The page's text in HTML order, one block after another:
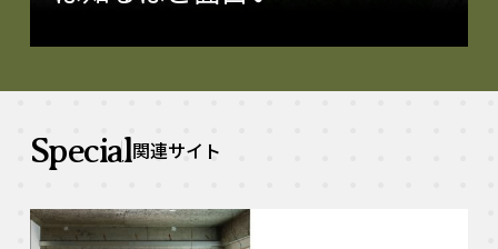
Special関連サイト